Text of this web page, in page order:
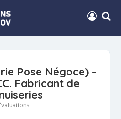
Pose Négoce) –
Fabricant de